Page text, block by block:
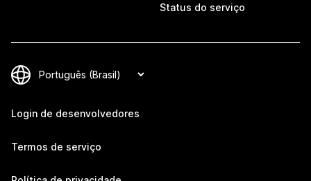
Status do serviço
Login de desenvolvedores
Termos de serviço